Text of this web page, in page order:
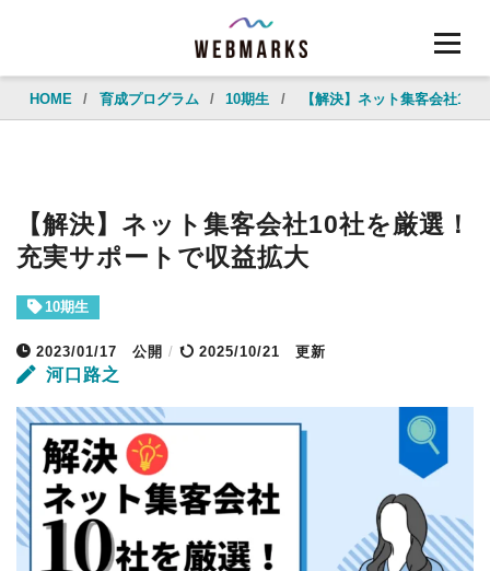
HOME / 育成プログラム / 10期生 / 【解決】ネット集客会社10
【解決】ネット集客会社10社を厳選！
充実サポートで収益拡大
10期生
2023/01/17 公開 / 2025/10/21 更新
河口路之